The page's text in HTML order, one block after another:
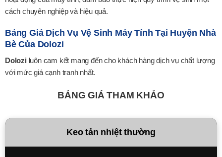
cách chuyên nghiệp và hiệu quả.
Bảng Giá Dịch Vụ Vệ Sinh Máy Tính Tại Huyện Nhà
Bè Của Dolozi
Dolozi luôn cam kết mang đến cho khách hàng dịch vụ chất lượng
với mức giá cạnh tranh nhất.
BẢNG GIÁ THAM KHẢO
Keo tản nhiệt thường